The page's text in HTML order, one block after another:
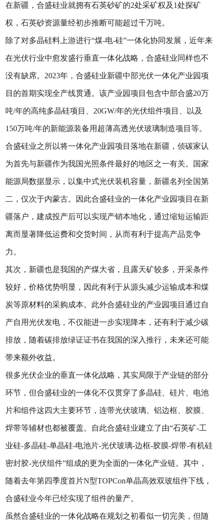
在新疆，合盛硅业就拥有石英砂矿的2处采矿权及1处探矿
权，石英砂资源量经初步推断可能超过千万吨。
除了对多晶硅料上游进行“煤-电-硅”一体化协同发展，近年来
在光伏行业中愈发盛行垂直一体化战略，合盛硅业同样也不
没有缺席。2023年，合盛硅业新疆中部光伏一体化产业园项
目的首期实现全产线贯通。该产业园项目包含中部合盛20万
吨/年的高纯多晶硅项目、20GW/年的光伏组件项目、以及
150万吨/年的新能源装备用超薄高透光伏玻璃制造项目等。
合盛硅业之所以将一体化产业园项目落地在新疆，侦碳家认
为首先与新疆作为我国光照条件最好的地区之一有关。国家
能源局数据显示，以集中式光伏装机容量，新疆名列全国第
二，仅次于内蒙古。因此合盛硅业的一体化产业园项目在新
疆落户，建成投产后可以实现产销本地化，通过缩短运输距
离而显著降低运费和交货时间，从而有利于提高产品竞争
力。
其次，新疆也是我国的产煤大省，且露天矿较多，开采条件
较好，价格优势明显，因此有利于从源头减少运输成本和煤
炭等原材料的采购成本。此外合盛硅业的产业园项目通过自
产自用光伏发电，不仅能进一步实现降本，还有利于减少碳
排放，随着碳排放绿证证书在我国的深入推行，未来还可能
带来额外收益。
很多光伏企业的垂直一体化战略，其实局限于产业链的部分
环节，但合盛硅业的一体化不仅贯穿了多晶硅、硅片、电池
片和组件这四大主要环节，连带光伏玻璃、铝边框、胶膜、
焊带等辅材也都被覆盖。自此合盛硅业建立了由“石英矿-工
业硅-多晶硅-单晶硅-电池片-光伏玻璃-边框-胶膜-焊带-有机硅
密封胶-光伏组件”组成的更为全面的一体化产业链。其中，
随着去年第四季度首片N型TOPCon单晶高效双玻组件下线，
合盛硅业今年已经实现了组件的量产。
虽然合盛硅业的一体化战略在规划之初看似一切完美，但随